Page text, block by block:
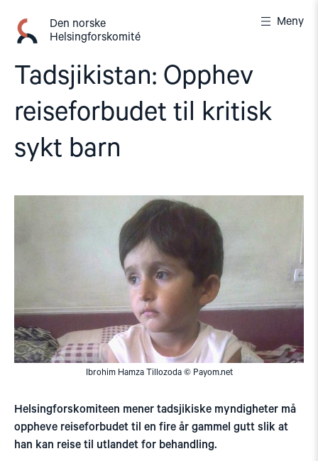
innhold
Den norske
Helsingforskomité
Meny
Tadsjikistan: Opphev
reiseforbudet til kritisk
sykt barn
Ibrohim Hamza Tillozoda © Payom.net
Helsingforskomiteen mener tadsjikiske myndigheter må
oppheve reiseforbudet til en fire år gammel gutt slik at
han kan reise til utlandet for behandling.